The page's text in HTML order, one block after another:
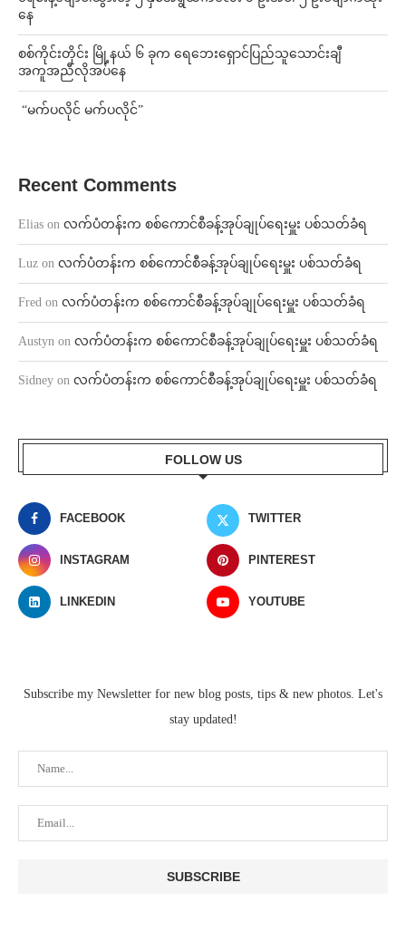
နေ
စစ်ကိုင်းတိုင်း မြို့နယ် ၆ ခုက ရေဘေးရှောင်ပြည်သူသောင်းချီ
အကူအညီလိုအပ်နေ
⁨ ⁨“မက်ပလိုင် မက်ပလိုင်”
Recent Comments
Elias on လက်ပံတန်းက စစ်ကောင်စီခန့်အုပ်ချုပ်ရေးမှူး ပစ်သတ်ခံရ
Luz on လက်ပံတန်းက စစ်ကောင်စီခန့်အုပ်ချုပ်ရေးမှူး ပစ်သတ်ခံရ
Fred on လက်ပံတန်းက စစ်ကောင်စီခန့်အုပ်ချုပ်ရေးမှူး ပစ်သတ်ခံရ
Austyn on လက်ပံတန်းက စစ်ကောင်စီခန့်အုပ်ချုပ်ရေးမှူး ပစ်သတ်ခံရ
Sidney on လက်ပံတန်းက စစ်ကောင်စီခန့်အုပ်ချုပ်ရေးမှူး ပစ်သတ်ခံရ
FOLLOW US
FACEBOOK TWITTER
INSTAGRAM PINTEREST
LINKEDIN YOUTUBE
Subscribe my Newsletter for new blog posts, tips & new photos. Let's
stay updated!